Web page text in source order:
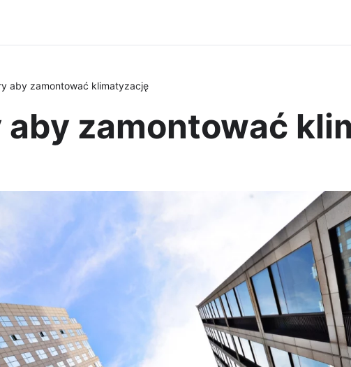
aby zamontować klimatyzację
zamontować